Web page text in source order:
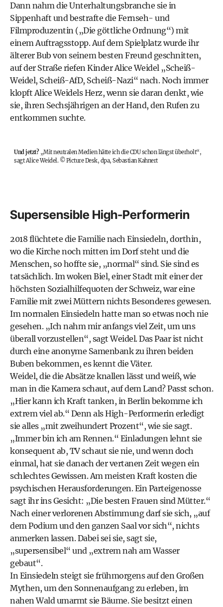
Dann nahm die Unterhaltungsbranche sie in
Sippenhaft und bestrafte die Fernseh- und
Filmproduzentin („Die göttliche Ordnung“) mit
einem Auftragsstopp. Auf dem Spielplatz wurde ihr
älterer Bub von seinem besten Freund geschnitten,
auf der Straße riefen Kinder Alice Weidel „Scheiß-
Weidel, Scheiß-AfD, Scheiß-Nazi“ nach. Noch immer
klopft Alice Weidels Herz, wenn sie daran denkt, wie
sie, ihren Sechsjährigen an der Hand, den Rufen zu
entkommen suchte.
Und jetzt?„Mit neutralen Medien hätte ich die CDU schon längst überholt“,
sagt Alice Weidel. ©Picture Desk, dpa, Sebastian Kahnert
Supersensible High-Performerin
2018 flüchtete die Familie nach Einsiedeln, dorthin,
wo die Kirche noch mitten im Dorf steht und die
Menschen, so hoffte sie, „normal“ sind. Sie sind es
tatsächlich. Im woken Biel, einer Stadt mit einer der
höchsten Sozialhilfequoten der Schweiz, war eine
Familie mit zwei Müttern nichts Besonderes gewesen.
Im normalen Einsiedeln hatte man so etwas noch nie
gesehen. „Ich nahm mir anfangs viel Zeit, um uns
überall vorzustellen“, sagt Weidel. Das Paar ist nicht
durch eine anonyme Samenbank zu ihren beiden
Buben bekommen, es kennt die Väter.
Weidel, die die Absätze knallen lässt und weiß, wie
man in die Kamera schaut, auf dem Land? Passt schon.
„Hier kann ich Kraft tanken, in Berlin bekomme ich
extrem viel ab.“ Denn als High-Performerin erledigt
sie alles „mit zweihundert Prozent“, wie sie sagt.
„Immer bin ich am Rennen.“ Einladungen lehnt sie
konsequent ab, TV schaut sie nie, und wenn doch
einmal, hat sie danach der vertanen Zeit wegen ein
schlechtes Gewissen. Am meisten Kraft kosten die
psychischen Herausforderungen. Ein Parteigenosse
sagt ihr ins Gesicht: „Die besten Frauen sind Mütter.“
Nach einer verlorenen Abstimmung darf sie sich, „auf
dem Podium und den ganzen Saal vor sich“, nichts
anmerken lassen. Dabei sei sie, sagt sie,
„supersensibel“ und „extrem nah am Wasser
gebaut“.
In Einsiedeln steigt sie frühmorgens auf den Großen
Mythen, um den Sonnenaufgang zu erleben, im
nahen Wald umarmt sie Bäume. Sie besitzt einen